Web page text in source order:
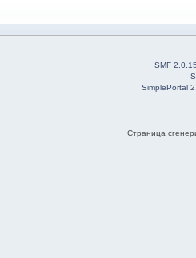
SMF
SimplePortal
Страница